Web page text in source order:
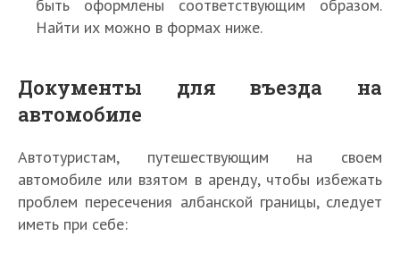
быть оформлены соответствующим образом.
Найти их можно в формах ниже.
Документы для въезда на
автомобиле
Автотуристам, путешествующим на своем
автомобиле или взятом в аренду, чтобы избежать
проблем пересечения албанской границы, следует
иметь при себе: